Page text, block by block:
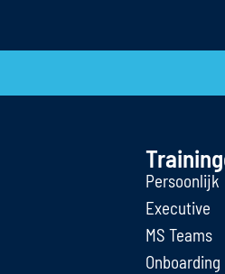
Persoonlijk
Executive
MS Teams
Onboarding